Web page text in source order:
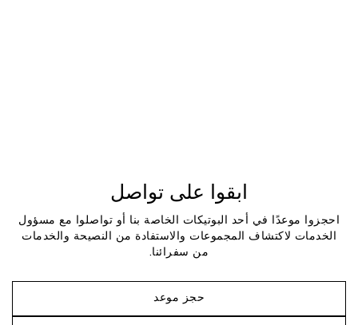
ابقوا على تواصل
احجزوا موعدًا في أحد البوتيكات الخاصة بنا أو تواصلوا مع مسؤول
الخدمات لاكتشاف المجموعات والاستفادة من النصيحة والخدمات
من سفرائنا.
حجز موعد